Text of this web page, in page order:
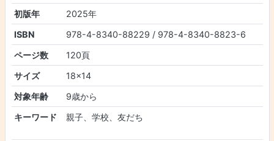
初版年
2025年
ISBN
978-4-8340-88229 / 978-4-8340-8823-6
ページ数
120頁
サイズ
18×14
対象年齢
9歳から
キーワード
親子、学校、友だち